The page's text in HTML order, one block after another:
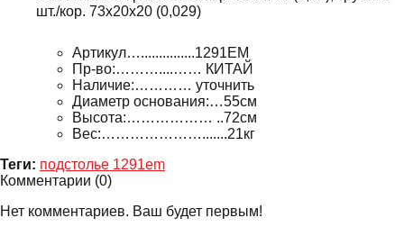
шт./кор. 73х20х20 (0,029)
Артикул…...............1291EM
Пр-во:………....…… КИТАЙ
Наличие:………… уточнить
Диаметр основания:…55см
Высота:……………… ..72см
Вес:………………….......21кг
Теги: подстолье 1291em
Комментарии (0)
Нет комментариев. Ваш будет первым!